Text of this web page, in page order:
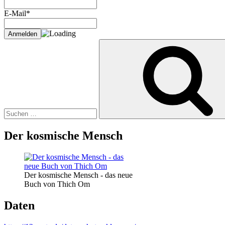
E-Mail*
Der kosmische Mensch
Der kosmische Mensch - das neue
Buch von Thich Om
Daten